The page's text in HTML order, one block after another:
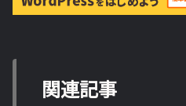
関連記事